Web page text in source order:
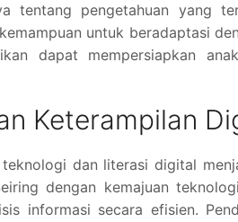
tentang pengetahuan yang
untuk beradaptasi
dapat mempersiapkan
Keterampilan
dan literasi digital
dengan kemajuan
informasi secara efisien.